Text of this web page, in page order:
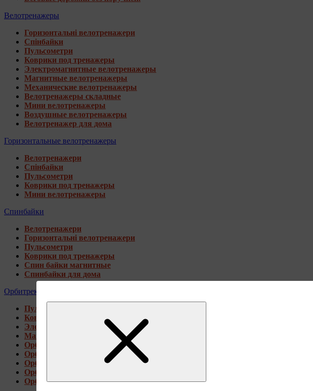
Велотренажеры
Горизонтальні велотренажери
Спінбайки
Пульсометри
Коврики под тренажеры
Электромагнитные велотренажеры
Магнитные велотренажеры
Механические велотренажеры
Велотренажеры складные
Мини велотренажеры
Воздушные велотренажеры
Велотренажер для дома
Горизонтальные велотренажеры
Велотренажери
Спінбайки
Пульсометри
Коврики под тренажеры
Мини велотренажеры
Спинбайки
Велотренажери
Горизонтальні велотренажери
Пульсометри
Коврики под тренажеры
Спин байки магнитные
Спинбайки для дома
Орбитреки
Пульсометри
Коврики под тренажеры
Электромагнитные орбитреки
Магнитные орбитреки
Орбитреки переднеприводные
Орбитреки заднеприводные
Орбитреки для высоких пользователей
Орбитреки генераторные
Орбитреки для дома